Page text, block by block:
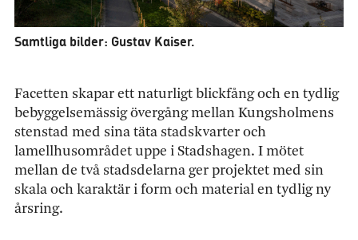
Samtliga bilder: Gustav Kaiser.
Facetten skapar ett naturligt blickfång och en tydlig
bebyggelsemässig övergång mellan Kungsholmens
stenstad med sina täta stadskvarter och
lamellhusområdet uppe i Stadshagen. I mötet
mellan de två stadsdelarna ger projektet med sin
skala och karaktär i form och material en tydlig ny
årsring.